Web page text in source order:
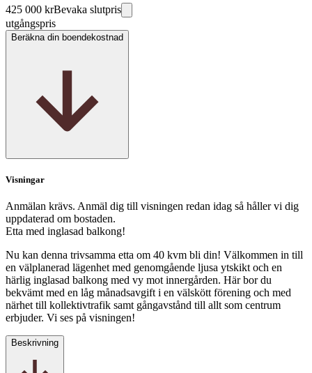
425 000 krBevaka slutpris
utgångspris
Beräkna din boendekostnad
Visningar
Anmälan krävs. Anmäl dig till visningen redan idag så håller vi dig
uppdaterad om bostaden.
Etta med inglasad balkong!
Nu kan denna trivsamma etta om 40 kvm bli din! Välkommen in till
en välplanerad lägenhet med genomgående ljusa ytskikt och en
härlig inglasad balkong med vy mot innergården. Här bor du
bekvämt med en låg månadsavgift i en välskött förening och med
närhet till kollektivtrafik samt gångavstånd till allt som centrum
erbjuder. Vi ses på visningen!
Beskrivning